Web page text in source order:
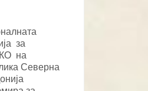
за
на
Северна